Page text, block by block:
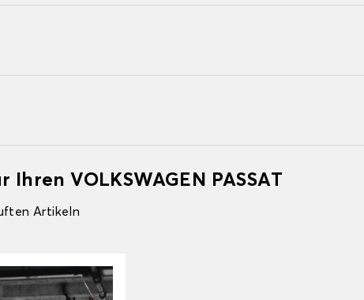
VOLKSWAGEN PASSAT
Artikeln